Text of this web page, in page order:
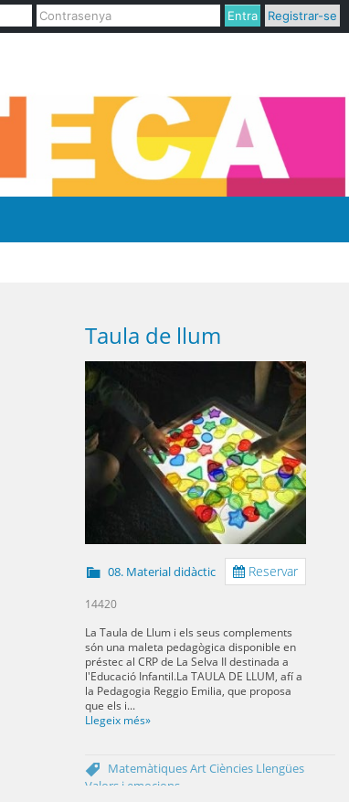
Entra Registrar-se
Taula de llum
Reservar
08. Material didàctic
14420
La Taula de Llum i els seus complements
són una maleta pedagògica disponible en
préstec al CRP de La Selva II destinada a
l'Educació Infantil.La TAULA DE LLUM, afí a
la Pedagogia Reggio Emilia, que proposa
que els i...
Llegeix més»
MatemàtiquesArtCiències Llengües
Valors i emocions